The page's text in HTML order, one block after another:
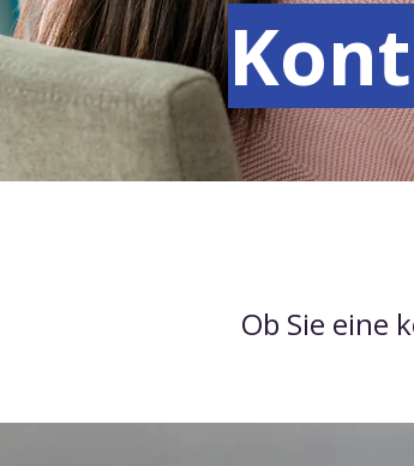
Ob Sie eine